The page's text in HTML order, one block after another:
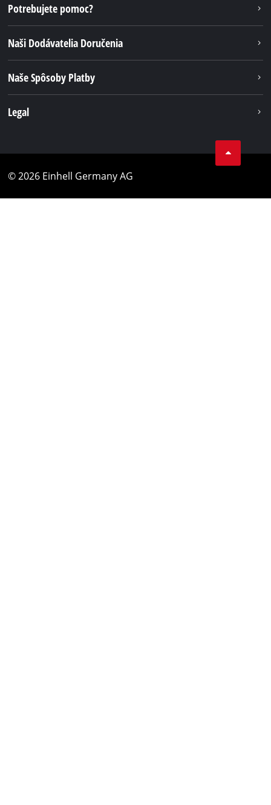
Potrebujete pomoc?
Naši Dodávatelia Doručenia
Naše Spôsoby Platby
Legal
© 2026 Einhell Germany AG